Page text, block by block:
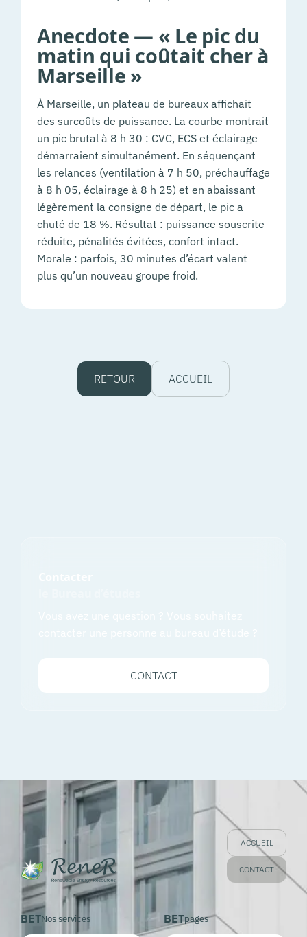
Anecdote — « Le pic du
matin qui coûtait cher à
Marseille »
À Marseille, un plateau de bureaux affichait
des surcoûts de puissance. La courbe montrait
un pic brutal à 8 h 30 : CVC, ECS et éclairage
démarraient simultanément. En séquençant
les relances (ventilation à 7 h 50, préchauffage
à 8 h 05, éclairage à 8 h 25) et en abaissant
légèrement la consigne de départ, le pic a
chuté de 18 %. Résultat : puissance souscrite
réduite, pénalités évitées, confort intact.
Morale : parfois, 30 minutes d’écart valent
plus qu’un nouveau groupe froid.
RETOUR ACCUEIL
CONTACT
ACCUEIL
CONTACT
BETNos services BETpages